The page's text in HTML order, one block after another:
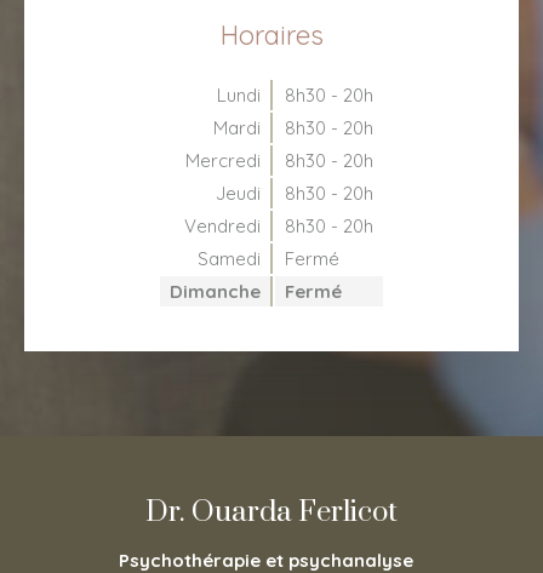
Horaires
Lundi
8h30 - 20h
Mardi
8h30 - 20h
Mercredi
8h30 - 20h
Jeudi
8h30 - 20h
Vendredi
8h30 - 20h
Samedi
Fermé
Dimanche
Fermé
Dr. Ouarda Ferlicot
Psychothérapie et psychanalyse